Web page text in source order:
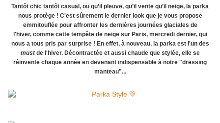
Tantôt chic tantôt casual, ou qu’il pleuve, qu’il vente qu’il neige, la parka
nous protège ! C'est sûrement le dernier look que je vous propose
emmitouflée pour affronter les dernières journées glaciales de
l'hiver, comme cette tempête de neige sur Paris, mercredi dernier, qui
nous a tous pris par surprise ! En effet, à nouveau, la parka est l'un des
mustde l'hiver. Décontractée et aussi chaude que stylée, elle se
réinvente chaque année en devenant indispensable à notre "dressing
manteau"...